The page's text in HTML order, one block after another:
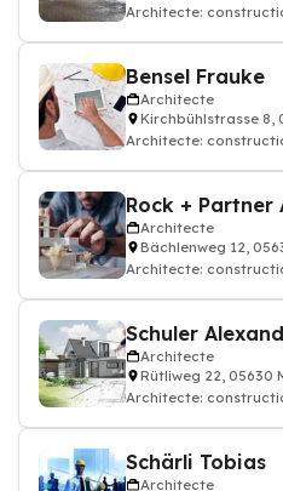
Architecte:
Bensel Frauke
Architecte
Kirchbühlstrasse 8,
Architecte:
Rock + Partner
Architecte
Bächlenweg 12,
Architecte:
Schuler
Architecte
Rütliweg 22, 05630
Architecte:
Schärli Tobias
Architecte